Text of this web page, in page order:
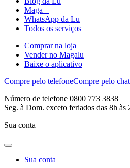
Maga +
WhatsApp da Lu
Todos os serviços
Comprar na loja
Vender no Magalu
Baixe o aplicativo
Compre pelo telefoneCompre pelo chat
Número de telefone 0800 773 3838
Seg. à Dom. exceto feriados das 8h às
Sua conta
Sua conta